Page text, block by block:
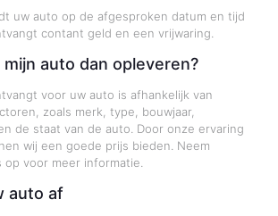
uw auto op de afgesproken datum en tijd
contant geld en een vrijwaring.
mijn auto dan opleveren?
voor uw auto is afhankelijk van
zoals merk, type, bouwjaar,
de staat van de auto. Door onze ervaring
wij een goede prijs bieden. Neem
voor meer informatie.
auto af